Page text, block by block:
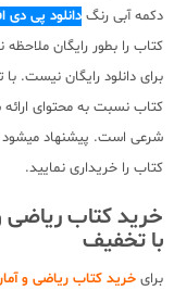
دکمه آبی رنگ دانلود پی دی
برای دانلود رایگان نیست.
کتاب نسبت به محتوای
شرعی است. پیشنهاد
کتاب را خریداری نمایید.
خرید کتاب ریاضی
با تخفیف
برای خرید کتاب ریاضی و